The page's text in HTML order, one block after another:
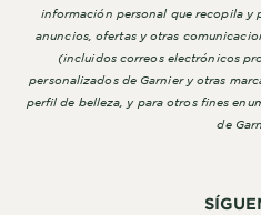
información personal que recopila y
anuncios, ofertas y otras
(incluidos correos electrónicos
personalizados de Garnier y otras
perfil de belleza, y para otros fines
de